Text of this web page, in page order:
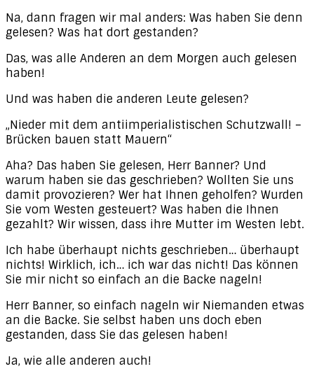
Na, dann fragen wir mal anders: Was haben Sie denn
gelesen? Was hat dort gestanden?
Das, was alle Anderen an dem Morgen auch gelesen
haben!
Und was haben die anderen Leute gelesen?
„Nieder mit dem antiimperialistischen Schutzwall! –
Brücken bauen statt Mauern“
Aha? Das haben Sie gelesen, Herr Banner? Und
warum haben sie das geschrieben? Wollten Sie uns
damit provozieren? Wer hat Ihnen geholfen? Wurden
Sie vom Westen gesteuert? Was haben die Ihnen
gezahlt? Wir wissen, dass ihre Mutter im Westen lebt.
Ich habe überhaupt nichts geschrieben… überhaupt
nichts! Wirklich, ich… ich war das nicht! Das können
Sie mir nicht so einfach an die Backe nageln!
Herr Banner, so einfach nageln wir Niemanden etwas
an die Backe. Sie selbst haben uns doch eben
gestanden, dass Sie das gelesen haben!
Ja, wie alle anderen auch!